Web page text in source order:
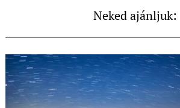
Neked ajánljuk: